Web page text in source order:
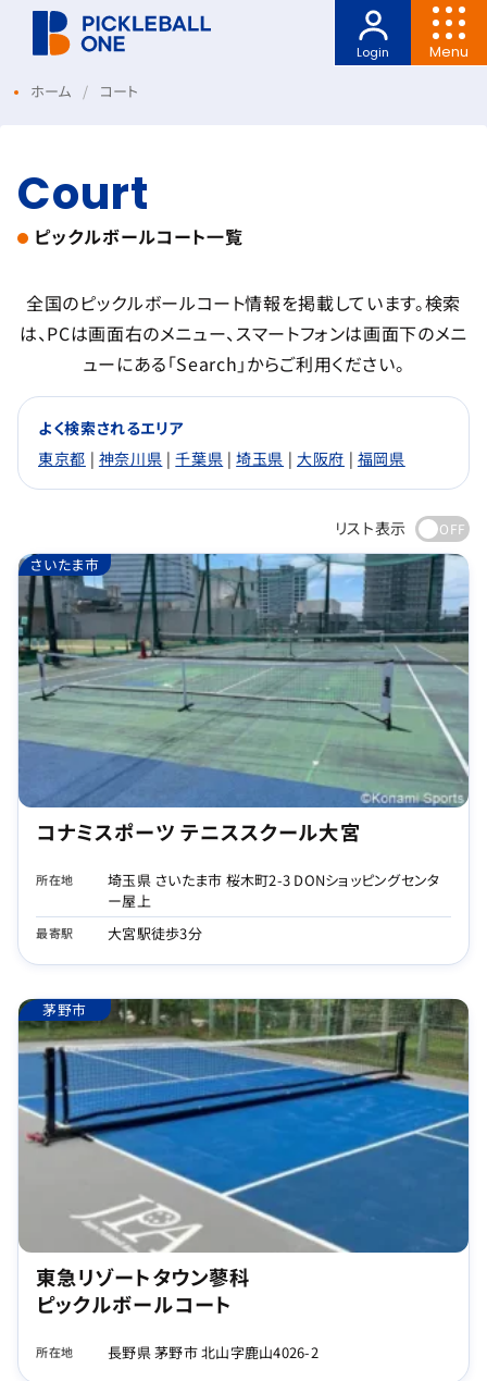
Menu
Login
ホーム コート
Court
ピックルボールコート一覧
全国のピックルボールコート情報を掲載しています。検索
は、PCは画面右のメニュー、スマートフォンは画面下のメニ
ューにある「Search」からご利用ください。
よく検索されるエリア
東京都 | 神奈川県 |千葉県 |埼玉県 | 大阪府 | 福岡県
リスト表示
さいたま市
コナミスポーツ テニススクール大宮
所在地
埼玉県 さいたま市 桜木町2-3 DONショッピングセンタ
ー屋上
最寄駅 大宮駅徒歩3分
茅野市
東急リゾートタウン蓼科
ピックルボールコート
所在地 長野県 茅野市 北山字鹿山4026-2